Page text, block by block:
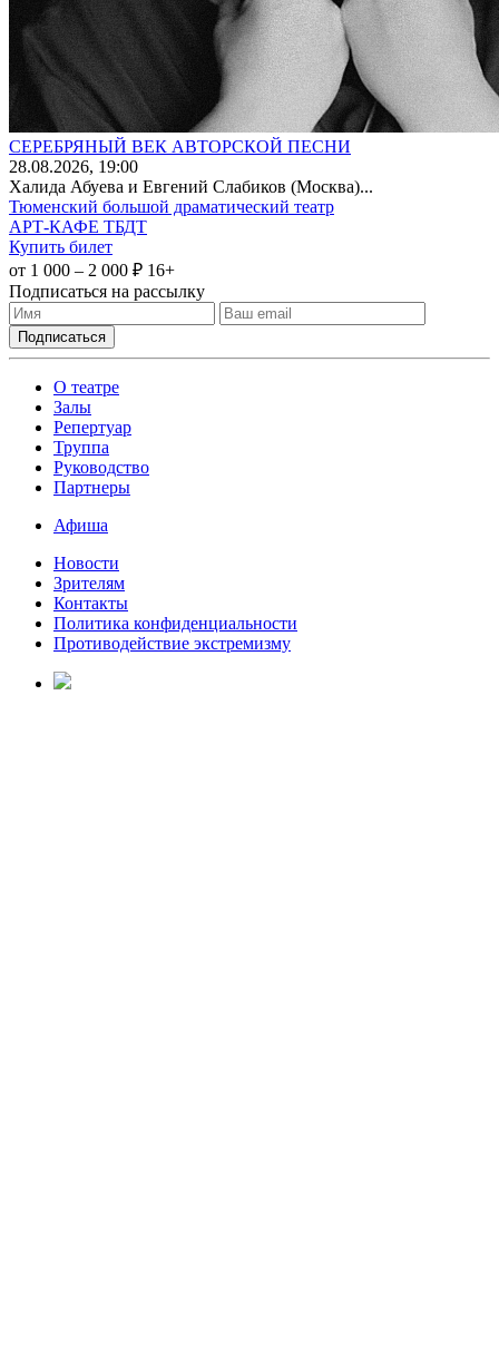
СЕРЕБРЯНЫЙ ВЕК АВТОРСКОЙ ПЕСНИ
28.08.2026, 19:00
Халида Абуева и Евгений Слабиков (Москва)...
Тюменский большой драматический театр
АРТ-КАФЕ ТБДТ
Купить билет
от 1 000 – 2 000 ₽ 16+
Подписаться на рассылку
О театре
Залы
Репертуар
Труппа
Руководство
Партнеры
Афиша
Новости
Зрителям
Контакты
Политика конфиденциальности
Противодействие экстремизму